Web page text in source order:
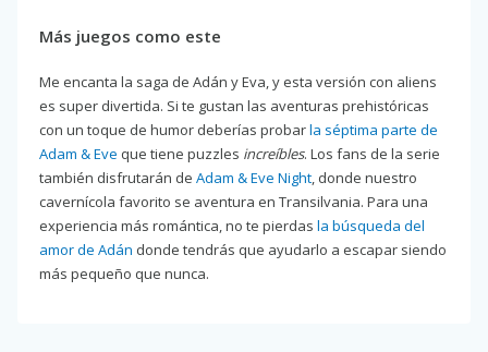
Más juegos como este
Me encanta la saga de Adán y Eva, y esta versión con aliens
es super divertida. Si te gustan las aventuras prehistóricas
con un toque de humor deberías probarla séptima parte de
Adam & Eve que tiene puzzles increíbles. Los fans de la serie
también disfrutarán de Adam & Eve Night, donde nuestro
cavernícola favorito se aventura en Transilvania. Para una
experiencia más romántica, no te pierdas la búsqueda del
amor de Adán donde tendrás que ayudarlo a escapar siendo
más pequeño que nunca.